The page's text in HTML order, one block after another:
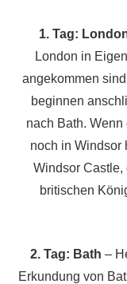
1. Tag:
London in
angekommen
beginnen
nach Bath.
noch in Windsor
Windsor
britischen
2. Tag: Bath –
Erkundung von